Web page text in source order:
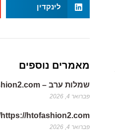
לינקדין
מאמרים נוספים
שמלות ערב – https://htofashion2.com/
פברואר 4, 2026
https://htofashion2.com/ – שמלות ערב
פברואר 4, 2026